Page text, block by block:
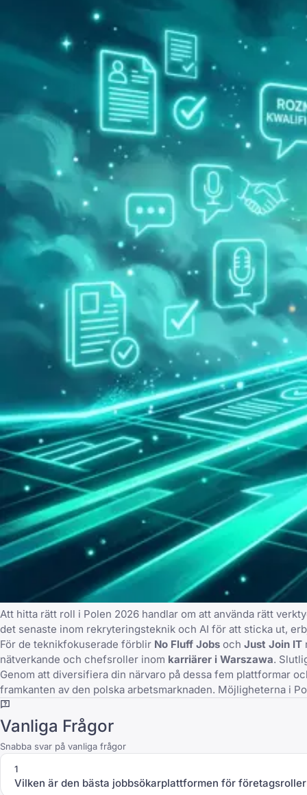
Att hitta rätt roll i Polen 2026 handlar om att använda rätt
det senaste inom rekryteringsteknik och AI för att sticka ut,
För de teknikfokuserade förblir No Fluff Jobs och Just Join IT
nätverkande och chefsroller inom karriärer i Warszawa.
Genom att diversifiera din närvaro på dessa fem plattformar
framkanten av den polska arbetsmarknaden. Möjligheterna i
Vanliga Frågor
Snabba svar på vanliga frågor
1
Vilken är den bästa jobbsökarplattformen för